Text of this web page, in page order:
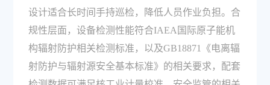
设计适合长时间手持巡检，降低人员作业负担。合
规性层面，设备检测性能符合IAEA国际原子能机
构辐射防护相关检测标准，以及GB18871《电离辐
射防护与辐射源安全基本标准》的相关要求，配套